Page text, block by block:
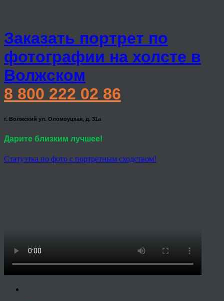
Заказать портрет по
фотографии на холсте в
Волжском
8 800 222 02 86
г. Волжский ул. Оломоуцкая, д. 31а
Дарите близким лучшее!
Статуэтка по фото с портретным сходством!